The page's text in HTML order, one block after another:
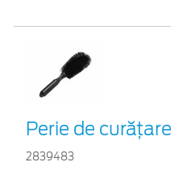
Perie de
2839483